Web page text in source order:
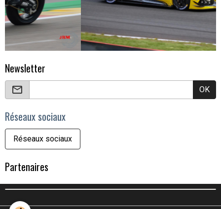
Newsletter
OK
Réseaux sociaux
Réseaux sociaux
Partenaires